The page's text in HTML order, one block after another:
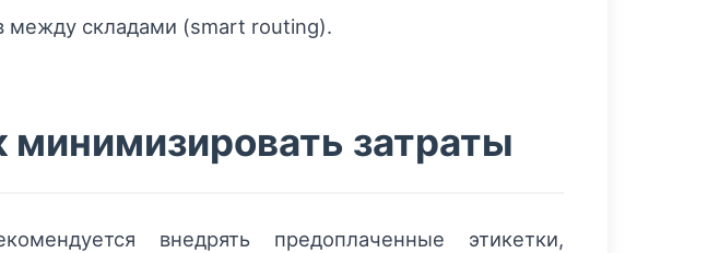
между складами (smart routing).
затраты
внедрять предоплаченные этикетки,